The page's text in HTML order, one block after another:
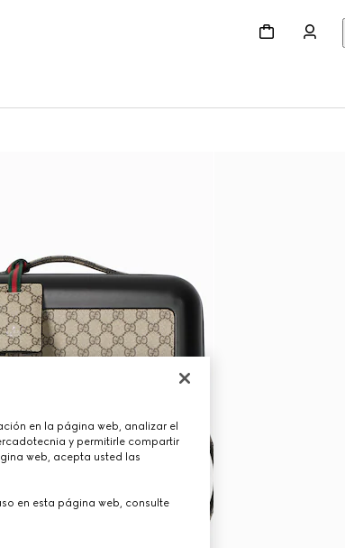
en la página web, analizar el
y permitirle compartir
web, acepta usted las
en esta página web, consulte